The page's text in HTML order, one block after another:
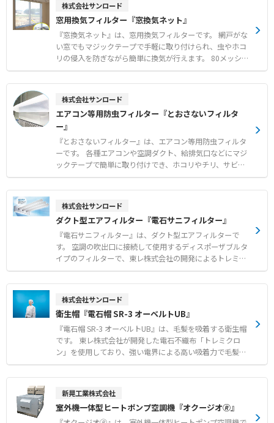
環境改善 ● イベントテントや農業施設などの大空間にお
ける快適な空間づくり
1〜2人用、3〜4人用、6〜7人用の3つのサイズから選択可
能です（※スポットクーラーはオプション）。 【特徴】
●断熱パネルを使用した高い機能性 ●お客様自身での組み
立てに対応 ●工場のレイアウト変更時にも簡単な解体と移
設が可能 【用途・事例】 ●工場内における休憩時間の避
暑エリア ●熱中症が疑われる作業者の一時的な救護スペー
ス
株式会社サンロード
窓用換気フィルター『窓換気ネット』
『窓換気ネット』は、窓用換気フィルターです。 網戸がな
い窓でもマジックテープで手軽に取り付けられ、虫やホコ
リの侵入を防ぎながら簡単に換気が行えます。 80メッシュ
の非常に細かい網目を採用しており、一般的な網戸ではす
り抜けてしまう小さな虫も確実にシャットアウトします。
勝手にも配慮された設計です。 メーカー国内工場にて10m
m単位で1枚からオーダーメイド製作が可能で、短納期で
それぞれの窓枠に合わせたサイズを提供します。 【特徴】
●80メッシュの極細網目による微小な虫やホコリの確実な
侵入防止 ●マジックテープによる簡単な取り付けと窓開閉
用ファスナーの搭載 ●メーカー国内工場での10mm単位の
オーダーメイド製作と短納期対応 【用途・事例】 ●網戸
の防虫対策 ●食品工場等における手軽で確実なフードディ
フェンスの構築
株式会社サンロード
エアコン等用防虫フィルター『とおさないフィルタ
ー』
『とおさないフィルター』は、エアコン等用防虫フィルタ
ーです。 各種エアコンや空調ダクト、給排気口などにマジ
ックテープで簡単に取り付けでき、ホコリやチリ、サビの
飛散や小さな虫の侵入を効果的に防ぎます。 通気性の高い
素材を使用しているため空調機に負荷をかけず、燃焼時に
形状に加え、設置場所に応じたオーダーメイド製作にも対
応可能です。 標準タイプと、より微小な異物に対応する目
細タイプから、用途に合わせて選択できます。 【特徴】
●空調機やダクトからのホコリ飛散および微小昆虫の侵入
防止 ●マジックテープ仕様による簡単設置とスムーズなフ
ィルター交換 ●空調機に負荷をかけない高い通気性と燃焼
時無毒な安全素材 【用途・事例】 ●食品工場におけるフ
床置パッケージ型など各種エアコンへの防虫対策 ●サビの
飛散が懸念されるユニットクーラーなどの衛生環境改善
株式会社サンロード
ダクト型エアフィルター『電石サニフィルター』
『電石サニフィルター』は、ダクト型エアフィルターで
す。 空調の吹出口に接続して使用するディスポーザブルタ
イプのフィルターで、東レ株式会社の開発によるトレミク
ロンを採用しています。 プラスとマイナスに分極させた不
織布による強力な電界が、周囲の浮遊粒子やカビ、ホコリ
ラの少ない均一な室内環境を実現し、作業者の体感温度低
下や食材の表面乾燥を防ぎます。 汚れたら新品に交換する
だけの簡単メンテナンスで、衛生的かつ経済的にクリーン
な作業空間を維持できます。 【特徴】 ●トレミクロンの
電界によるカビやホコリなどの優れた吸着性能 ●微風吹出
しによる室内の温度ムラ解消と食材の表面乾燥防止 ●汚れ
たら交換するだけのディスポーザブル仕様による高い衛生
けるカビ飛散や落下菌対策 ●空調の冷風直撃による作業者
の体感温度低下の改善 ●室内の均一な温度管理が求められ
株式会社サンロード
衛生帽『電石帽 SR-3 オーベルトUB』
『電石帽 SR-3 オーベルトUB』は、毛髪を吸着する衛生帽
です。 東レ株式会社が開発した電石不織布「トレミクロ
ン」を使用しており、強い電界による高い吸着力で毛髪や
フケ、ホコリをしっかりとキャッチし、落下や混入リスク
を大幅に減少させます。 顔周りを覆うオーベルトには綿素
適なかぶり心地を実現しています。 独自のオーベルト構造
が顔周りの毛髪のはみ出しを確実に防ぎ、目元や顔周りが
新晃工業株式会社
室外機一体型ヒートポンプ空調機『オクージオ🄬』